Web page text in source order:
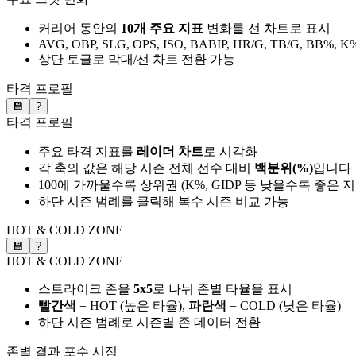
커리어 동안의 10개 주요 지표 변화를 선 차트로 표시
AVG, OBP, SLG, OPS, ISO, BABIP, HR/G, TB/G, BB%,
상단 토글로 막대/선 차트 전환 가능
타격 프로필
💾 ?
타격 프로필
주요 타격 지표를 레이더 차트로 시각화
각 축의 값은 해당 시즌 전체 선수 대비 백분위(%)입니다
100에 가까울수록 상위권 (K%, GIDP 등 낮을수록 좋은
하단 시즌 범례를 클릭해 복수 시즌 비교 가능
HOT & COLD ZONE
💾 ?
HOT & COLD ZONE
스트라이크 존을 5x5로 나눠 존별 타율을 표시
빨간색 = HOT (높은 타율), 파란색 = COLD (낮은 타율)
하단 시즌 범례로 시즌별 존 데이터 전환
존별 결과 포수 시점